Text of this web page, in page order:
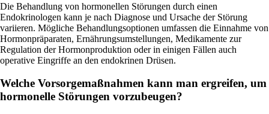
Die Behandlung von hormonellen Störungen durch einen
Endokrinologen kann je nach Diagnose und Ursache der Störung
variieren. Mögliche Behandlungsoptionen umfassen die Einnahme von
Hormonpräparaten, Ernährungsumstellungen, Medikamente zur
Regulation der Hormonproduktion oder in einigen Fällen auch
operative Eingriffe an den endokrinen Drüsen.
Welche Vorsorgemaßnahmen kann man ergreifen, um
hormonelle Störungen vorzubeugen?